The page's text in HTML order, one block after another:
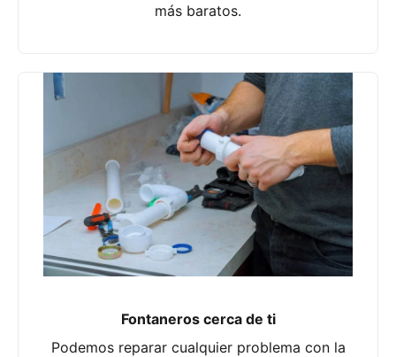
más baratos.
Fontaneros cerca de ti
Podemos reparar cualquier problema con la